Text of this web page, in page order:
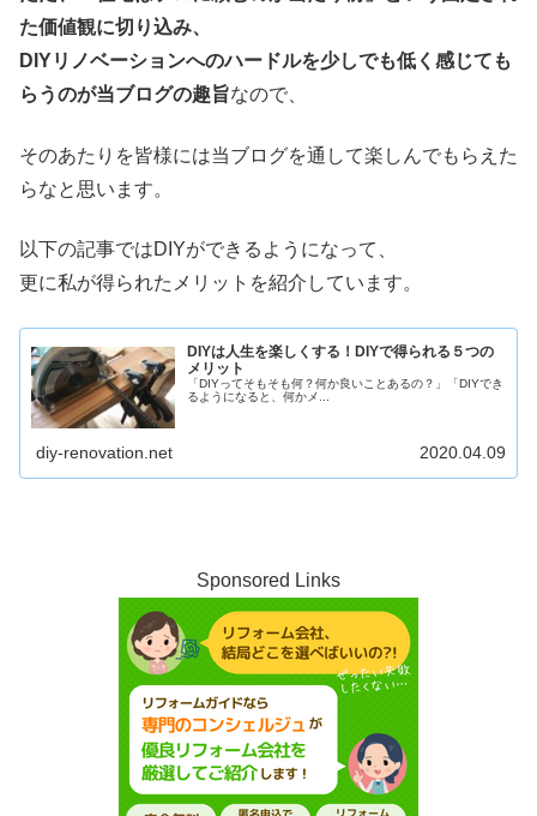
た価値観に切り込み、
DIYリノベーションへのハードルを少しでも低く感じても
らうのが当ブログの趣旨なので、
そのあたりを皆様には当ブログを通して楽しんでもらえた
らなと思います。
以下の記事ではDIYができるようになって、
更に私が得られたメリットを紹介しています。
DIYは人生を楽しくする！DIYで得られる５つの
メリット
「DIYってそもそも何？何か良いことあるの？」「DIYでき
るようになると、何かメ...
diy-renovation.net 2020.04.09
Sponsored Links